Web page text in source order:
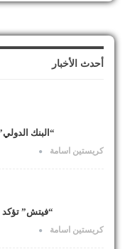
أحدث الأخبار
“البنك الدولي”
كريستين اسامة
“فيتش” تؤكد
كريستين اسامة